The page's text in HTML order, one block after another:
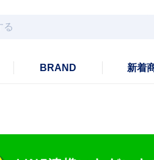
BRAND 新着